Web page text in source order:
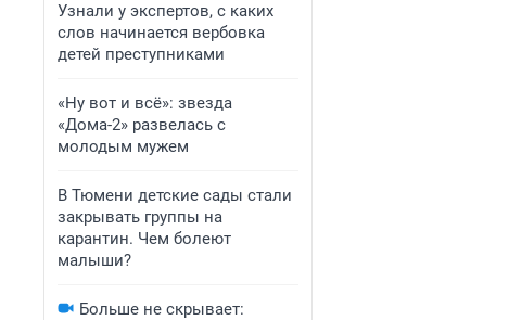
Узнали у экспертов, с каких
слов начинается вербовка
детей преступниками
«Ну вот и всё»: звезда
«Дома-2» развелась с
молодым мужем
В Тюмени детские сады стали
закрывать группы на
карантин. Чем болеют
малыши?
Больше не скрывает: